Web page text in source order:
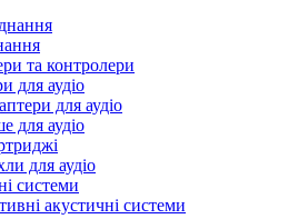
та контролери
для аудіо
для аудіо
для аудіо
для аудіо
системи
акустичні системи